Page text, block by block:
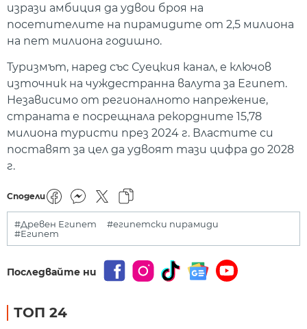
изрази амбиция да удвои броя на
посетителите на пирамидите от 2,5 милиона
на пет милиона годишно.
Туризмът, наред със Суецкия канал, е ключов
източник на чуждестранна валута за Египет.
Независимо от регионалното напрежение,
страната е посрещнала рекордните 15,78
милиона туристи през 2024 г. Властите си
поставят за цел да удвоят тази цифра до 2028
г.
Сподели
#Древен Египет
#египетски пирамиди
#Египет
Последвайте ни
ТОП 24